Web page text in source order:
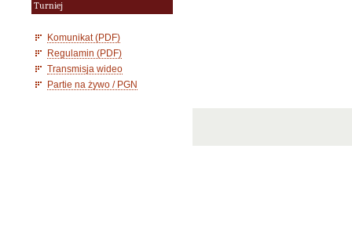
Turniej
Komunikat (PDF)
Regulamin (PDF)
Transmisja wideo
Partie na żywo / PGN